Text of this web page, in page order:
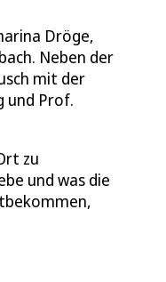
Dröge,
Neben der
mit der
und Prof.
zu
und was die